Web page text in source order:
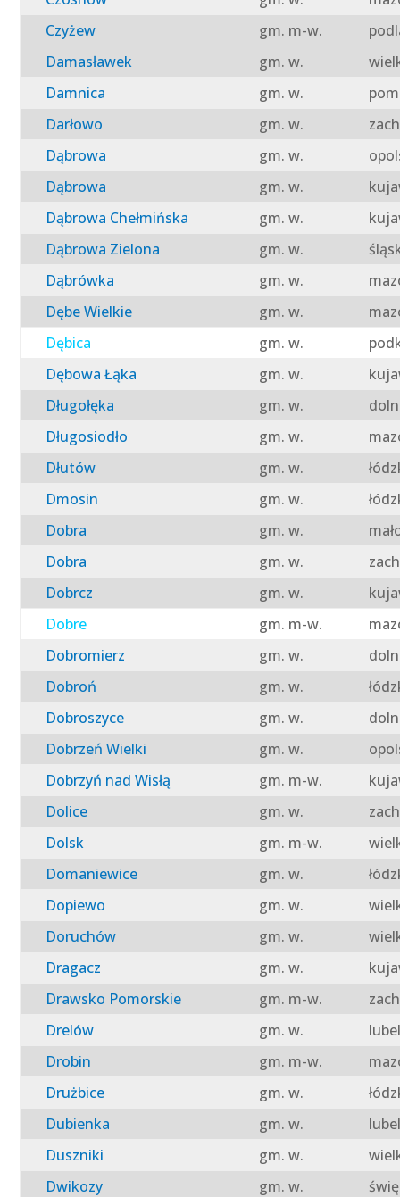
Czyżew
gm. m-w.
Damasławek
gm. w.
Damnica
gm. w.
Darłowo
gm. w.
Dąbrowa
gm. w.
Dąbrowa
gm. w.
Dąbrowa Chełmińska
gm. w.
Dąbrowa Zielona
gm. w.
Dąbrówka
gm. w.
Dębe Wielkie
gm. w.
Dębica
gm. w.
Dębowa Łąka
gm. w.
Długołęka
gm. w.
Długosiodło
gm. w.
Dłutów
gm. w.
Dmosin
gm. w.
Dobra
gm. w.
Dobra
gm. w.
Dobrcz
gm. w.
Dobre
gm. m-w.
Dobromierz
gm. w.
Dobroń
gm. w.
Dobroszyce
gm. w.
Dobrzeń Wielki
gm. w.
Dobrzyń nad Wisłą
gm. m-w.
Dolice
gm. w.
Dolsk
gm. m-w.
Domaniewice
gm. w.
Dopiewo
gm. w.
Doruchów
gm. w.
Dragacz
gm. w.
Drawsko Pomorskie
gm. m-w.
Drelów
gm. w.
Drobin
gm. m-w.
Drużbice
gm. w.
Dubienka
gm. w.
Duszniki
gm. w.
Dwikozy
gm. w.